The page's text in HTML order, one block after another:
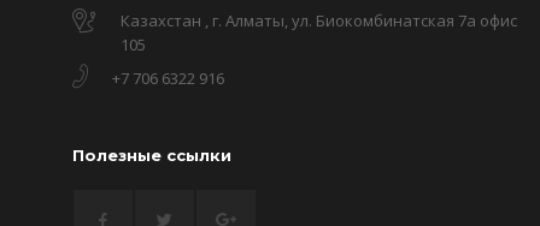
Казахстан , г. Алматы, ул. Биокомбинатская 7а офис
105
+7 706 6322 916
Полезные ссылки